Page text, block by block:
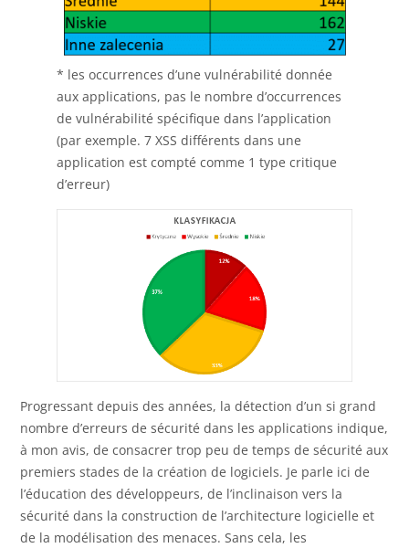
* les occurrences d’une vulnérabilité donnée
aux applications, pas le nombre d’occurrences
de vulnérabilité spécifique dans l’application
(par exemple. 7 XSS différents dans une
application est compté comme 1 type critique
d’erreur)
Progressant depuis des années, la détection d’un si grand
nombre d’erreurs de sécurité dans les applications indique,
à mon avis, de consacrer trop peu de temps de sécurité aux
premiers stades de la création de logiciels. Je parle ici de
l’éducation des développeurs, de l’inclinaison vers la
sécurité dans la construction de l’architecture logicielle et
de la modélisation des menaces. Sans cela, les